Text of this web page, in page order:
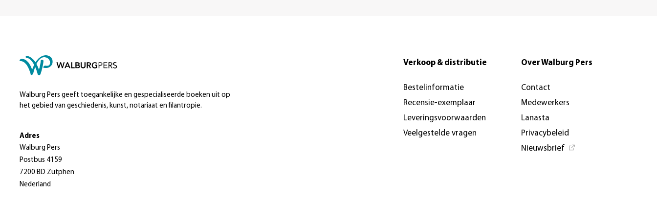
Walburg Pers geeft toegankelijke en gespecialiseerde boeken uit op
het gebied van geschiedenis, kunst, notariaat en filantropie.
Adres
Walburg Pers
Postbus 4159
7200 BD Zutphen
Nederland
Verkoop & distributie
Bestelinformatie
Recensie-exemplaar
Leveringsvoorwaarden
Veelgestelde vragen
Over Walburg Pers
Contact
Medewerkers
Lanasta
Privacybeleid
Nieuwsbrief